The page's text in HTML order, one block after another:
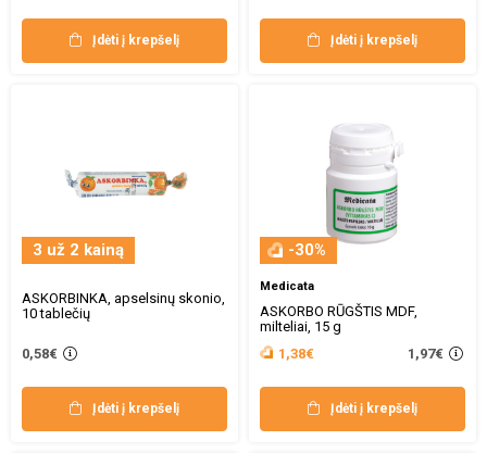
Įdėti į krepšelį Įdėti į krepšelį
3 už 2 kainą
ASKORBINKA, apselsinų skonio,
10 tablečių
0,58€
Įdėti į krepšelį
-30%
Medicata
ASKORBO RŪGŠTIS MDF,
milteliai, 15 g
1,38€
1,97€
Įdėti į krepšelį